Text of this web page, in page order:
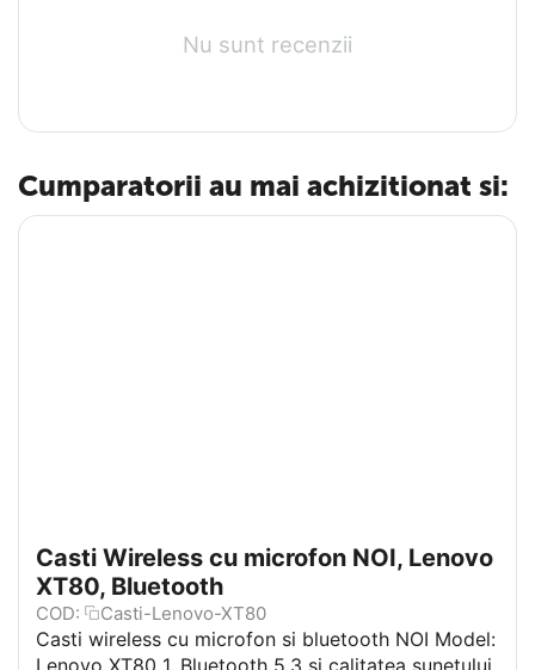
Nu sunt recenzii
Cumparatorii au mai achizitionat si:
Casti Wireless cu microfon NOI, Lenovo
XT80, Bluetooth
COD: Casti-Lenovo-XT80
Casti wireless cu microfon si bluetooth NOI Model:
Lenovo XT80 1. Bluetooth 5.3 si calitatea sunetului